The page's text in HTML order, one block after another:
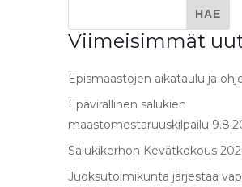
Viimeisimmät
Epismaastojen aikataulu ja
Epävirallinen salukien
maastomestaruuskilpailu
Salukikerhon Kevätkokous
Juoksutoimikunta järjestää